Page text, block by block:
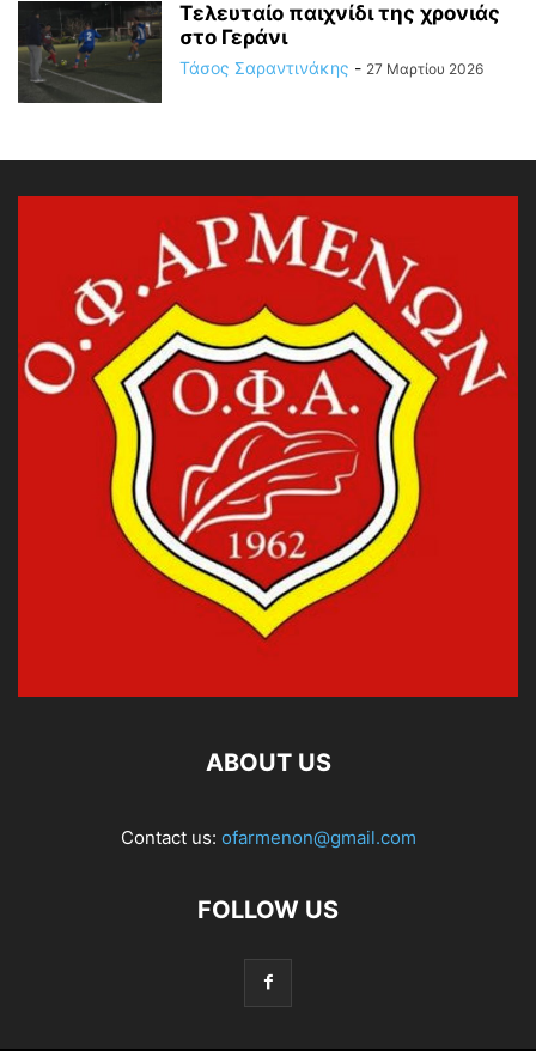
Τελευταίο παιχνίδι της χρονιάς
στο Γεράνι
Τάσος Σαραντινάκης - 27 Μαρτίου 2026
ABOUT US
Contact us: ofarmenon@gmail.com
FOLLOW US